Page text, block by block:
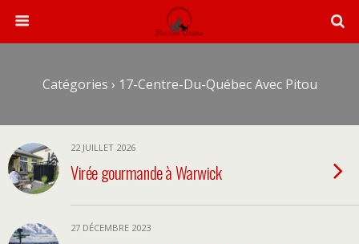
Catégories › 17-Centre-Du-Québec Avec Pitou
22 JUILLET 2026
Virée gourmande à Warwick
27 DÉCEMBRE 2023